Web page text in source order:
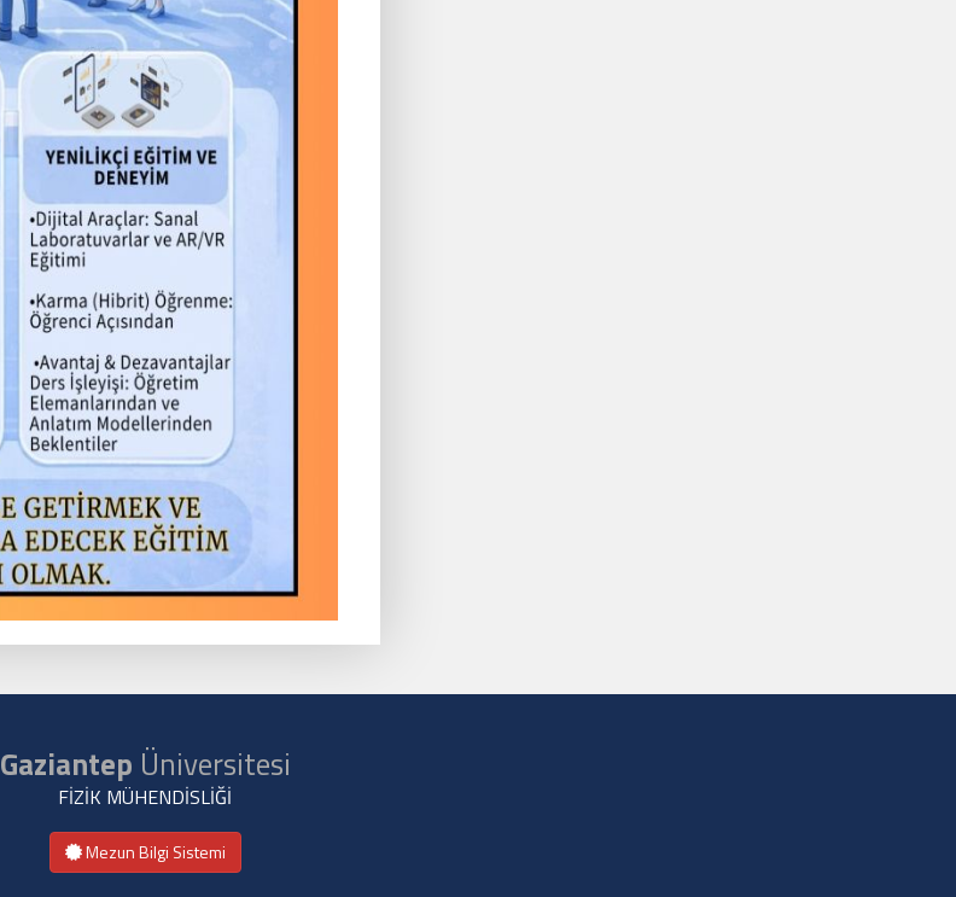
Gaziantep Üniversitesi
FİZİK MÜHENDİSLİĞİ
Mezun Bilgi Sistemi